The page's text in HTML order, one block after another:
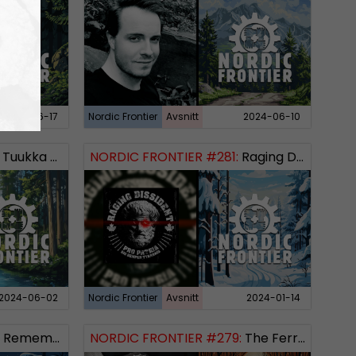
2024-06-17 Nordic Frontier Avsnitt 2024-06-10
Tuukka Kuru of Sinimusta Liike
2024-06-02
NORDIC FRONTIER #281: Raging Dissident
Nordic Frontier Avsnitt 2024-01-14
Remembering 2023 and looking forward NORDIC FRONTIER #279: The Ferryman’s Toll